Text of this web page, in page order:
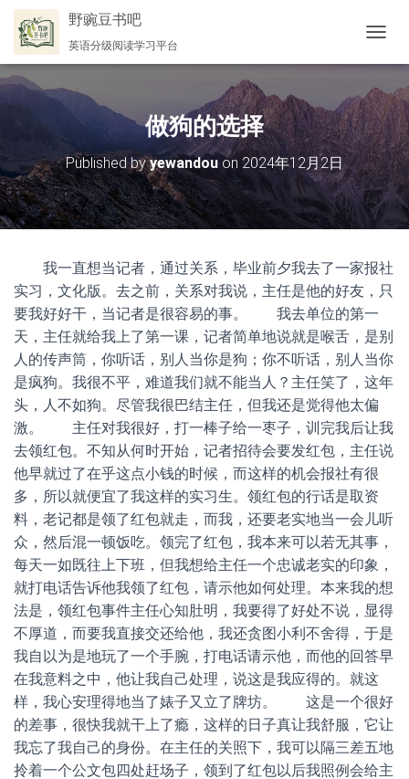
野豌豆书吧
英语分级阅读学习平台
换
航
做狗的选择
Published byyewandou on 2024年12月2日
我一直想当记者，通过关系，毕业前夕我去了一家报社
实习，文化版。去之前，关系对我说，主任是他的好友，只
要我好好干，当记者是很容易的事。 我去单位的第一
天，主任就给我上了第一课，记者简单地说就是喉舌，是别
人的传声筒，你听话，别人当你是狗；你不听话，别人当你
是疯狗。我很不平，难道我们就不能当人？主任笑了，这年
头，人不如狗。尽管我很巴结主任，但我还是觉得他太偏
激。 主任对我很好，打一棒子给一枣子，训完我后让我
去领红包。不知从何时开始，记者招待会要发红包，主任说
他早就过了在乎这点小钱的时候，而这样的机会报社有很
多，所以就便宜了我这样的实习生。领红包的行话是取资
料，老记都是领了红包就走，而我，还要老实地当一会儿听
众，然后混一顿饭吃。领完了红包，我本来可以若无其事，
每天一如既往上下班，但我想给主任一个忠诚老实的印象，
就打电话告诉他我领了红包，请示他如何处理。本来我的想
法是，领红包事件主任心知肚明，我要得了好处不说，显得
不厚道，而要我直接交还给他，我还贪图小利不舍得，于是
我自以为是地玩了一个手腕，打电话请示他，而他的回答早
在我意料之中，他让我自己处理，说这是我应得的。就这
样，我心安理得地当了婊子又立了牌坊。 这是一个很好
的差事，很快我就干上了瘾，这样的日子真让我舒服，它让
我忘了我自己的身份。在主任的关照下，我可以隔三差五地
拎着一个公文包四处赶场子，领到了红包以后我照例会给主